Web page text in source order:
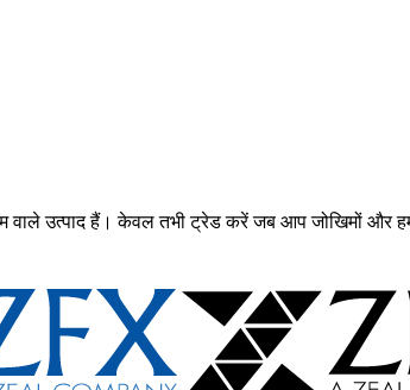
वाले उत्पाद हैं। केवल तभी ट्रेड करें जब आप जोखिमों और